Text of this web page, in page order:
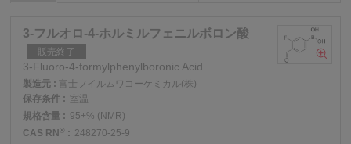
3-フルオロ-4-ホルミルフェニルボロン酸
販売終了
3-Fluoro-4-formylphenylboronic Acid
製造元 :
富士フイルムワコーケミカル(株)
保存条件 : 室温
規格含量 : 95+% (NMR)
CAS RN ® : 248270-25-9